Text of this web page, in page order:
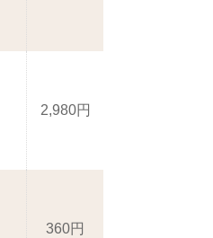
2,980円
360円